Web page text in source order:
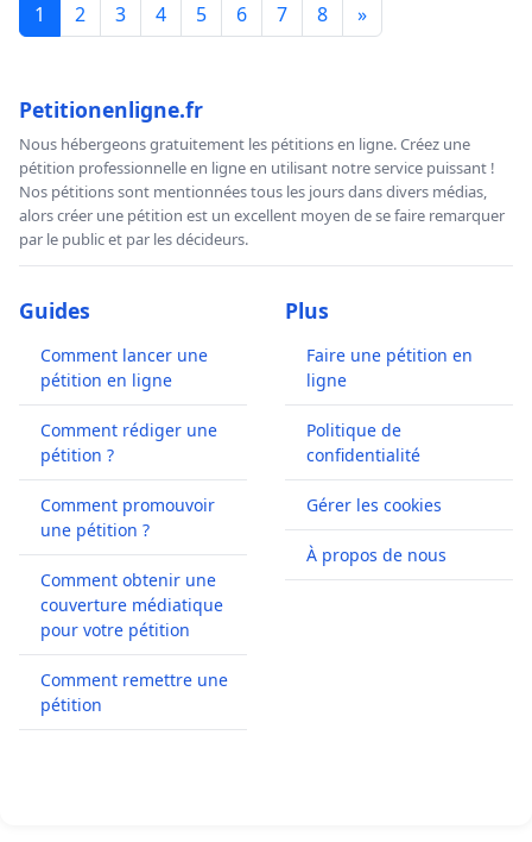
1 2 3 4 5 6 7 8 »
Petitionenligne.fr
Nous hébergeons gratuitement les pétitions en ligne. Créez une
pétition professionnelle en ligne en utilisant notre service puissant !
Nos pétitions sont mentionnées tous les jours dans divers médias,
alors créer une pétition est un excellent moyen de se faire remarquer
par le public et par les décideurs.
Guides
Comment lancer une
pétition en ligne
Comment rédiger une
pétition ?
Comment promouvoir
une pétition ?
Comment obtenir une
couverture médiatique
pour votre pétition
Comment remettre une
pétition
Plus
Faire une pétition en
ligne
Politique de
confidentialité
Gérer les cookies
À propos de nous